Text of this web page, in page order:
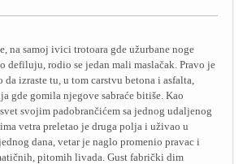
na samoj ivici trotoara gde užurbane noge
defiluju, rodio se jedan mali maslačak. Pravo je
izraste tu, u tom carstvu betona i asfalta,
gde gomila njegove sabraće bitiše. Kao
svojim padobrančićem sa jednog udaljenog
vetra preletao je druga polja i uživao u
dana, vetar je naglo promenio pravac i
pitomih livada. Gust fabrički dim